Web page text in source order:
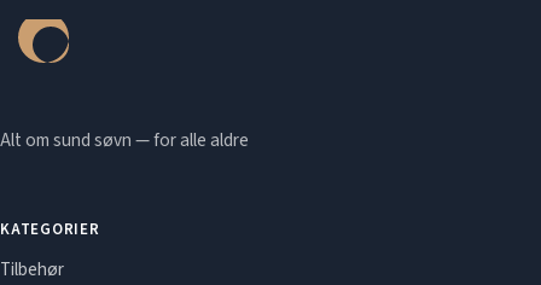
Alt om sund søvn — for alle aldre
KATEGORIER
Tilbehør